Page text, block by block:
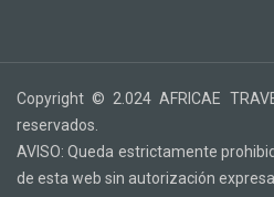
Copyright © 2.024 AFRICAE
reservados.
AVISO: Queda estrictamente
de esta web sin autorización expresa